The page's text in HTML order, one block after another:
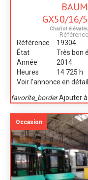
Chariot
GX50/16/
Référence
Référence
19304
État
Très bon
Année
2014
Heures
14 725 h
Voir l'annonce en détail
favorite_borderAjouter
Occasion